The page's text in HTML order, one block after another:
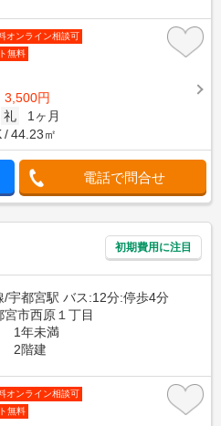
オンライン相談可
無料
3,500円
礼
1ヶ月
44.23㎡
電話で問合せ
初期費用に注目
/宇都宮駅 バス:12分:停歩4分
市西原１丁目
1年未満
2階建
オンライン相談可
無料